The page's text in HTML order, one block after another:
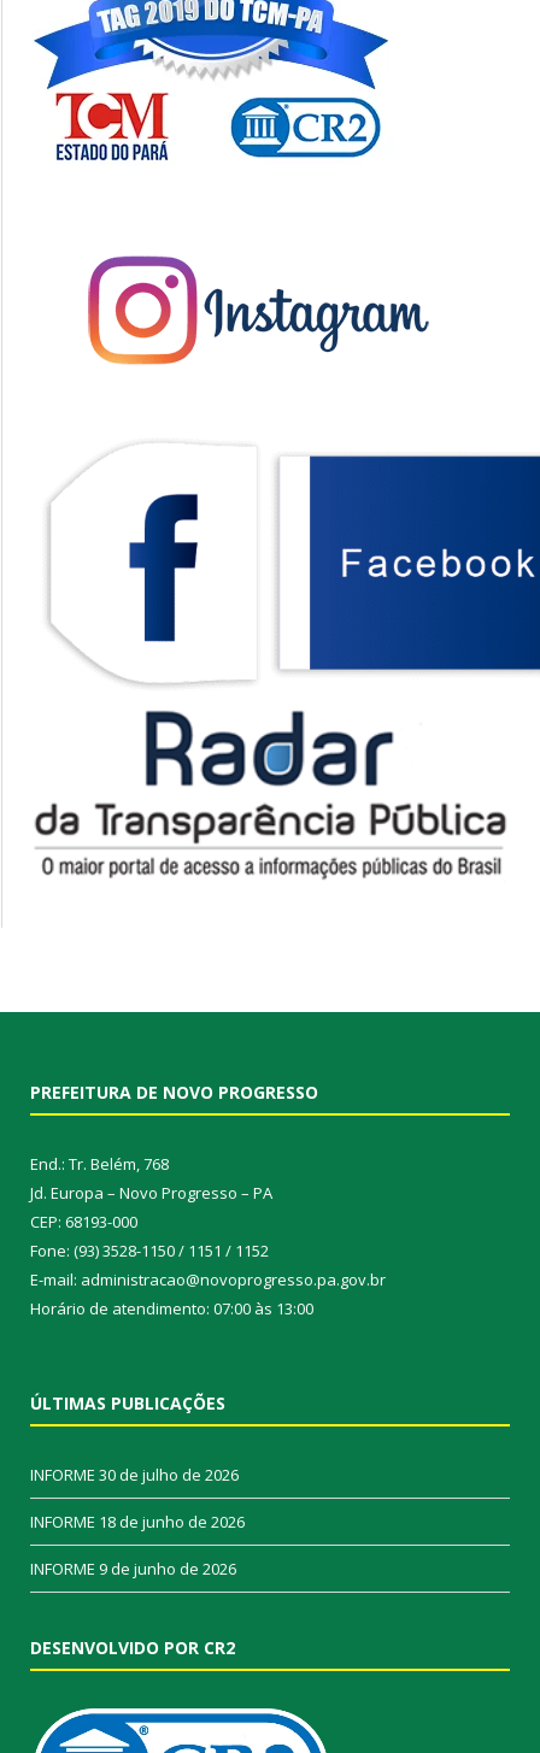
PREFEITURA DE NOVO PROGRESSO
End.: Tr. Belém, 768
Jd. Europa – Novo Progresso – PA
CEP: 68193-000
Fone: (93) 3528-1150 / 1151 / 1152
E-mail: administracao@novoprogresso.pa.gov.br
Horário de atendimento: 07:00 às 13:00
ÚLTIMAS PUBLICAÇÕES
INFORME 30 de julho de 2026
INFORME 18 de junho de 2026
INFORME 9 de junho de 2026
DESENVOLVIDO POR CR2